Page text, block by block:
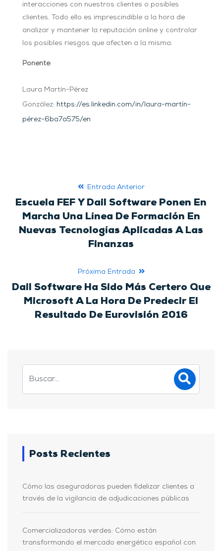
interacciones con nuestros clientes o posibles
clientes. Todo ello es imprescindible a la hora de
analizar y mantener la reputación online y controlar
los posibles riesgos que afecten a la misma.
Ponente:
Laura Martín-Pérez
González: https://es.linkedin.com/in/laura-martín-
pérez-6ba7a575/en
Entrada Anterior
Escuela FEF Y Dail Software Ponen En
Marcha Una Línea De Formación En
Nuevas Tecnologías Aplicadas A Las
Finanzas
Próxima Entrada
Dail Software Ha Sido Más Certero Que
Microsoft A La Hora De Predecir El
Resultado De Eurovisión 2016
Posts Recientes
Cómo las aseguradoras pueden fidelizar clientes a
través de la vigilancia de adjudicaciones públicas
Comercializadoras verdes: Cómo están
transformando el mercado energético español con